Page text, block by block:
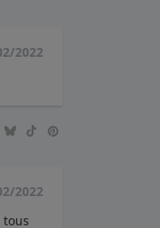
2022
2022